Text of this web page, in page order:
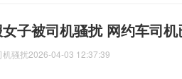
子被司机骚扰 网约车司机
机骚扰2026-04-03 12:37:39